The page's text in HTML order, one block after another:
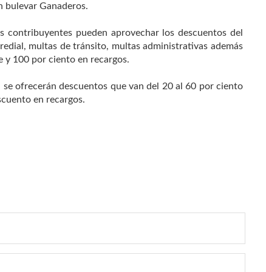
bulevar Ganaderos.
contribuyentes pueden aprovechar los descuentos del
multas de tránsito, multas administrativas además
y 100 por ciento en recargos.
ofrecerán descuentos que van del 20 al 60 por ciento
en recargos.